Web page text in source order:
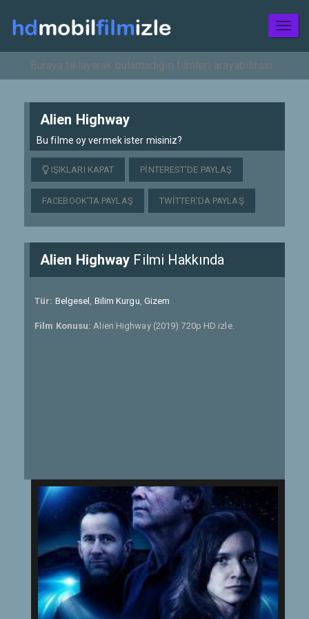
Alien Highway
Bu filme oy vermek ister misiniz?
IŞIKLARI KAPAT PINTEREST'DE PAYLAŞ
FACEBOOK'TA PAYLAŞ TWITTER'DA PAYLAŞ
Alien Highway Filmi Hakkında
Tür: Belgesel , Bilim Kurgu, Gizem
Film Konusu:Alien Highway (2019) 720p HD izle.